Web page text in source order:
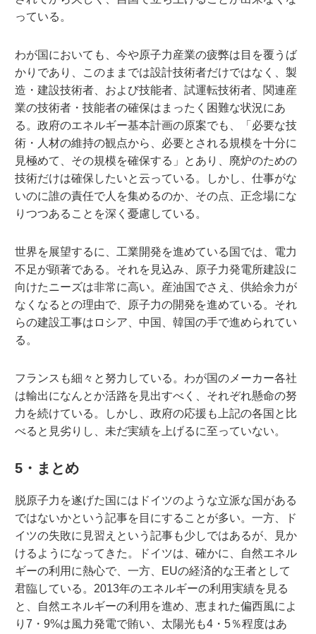
っている。
わが国においても、今や原子力産業の疲弊は目を覆うば
かりであり、このままでは設計技術者だけではなく、製
造・建設技術者、および技能者、試運転技術者、関連産
業の技術者・技能者の確保はまったく困難な状況にあ
る。政府のエネルギー基本計画の原案でも、「必要な技
術・人材の維持の観点から、必要とされる規模を十分に
見極めて、その規模を確保する」とあり、廃炉のための
技術だけは確保したいと云っている。しかし、仕事がな
いのに誰の責任で人を集めるのか、その点、正念場にな
りつつあることを深く憂慮している。
世界を展望するに、工業開発を進めている国では、電力
不足が顕著である。それを見込み、原子力発電所建設に
向けたニーズは非常に高い。産油国でさえ、供給余力が
なくなるとの理由で、原子力の開発を進めている。それ
らの建設工事はロシア、中国、韓国の手で進められてい
る。
フランスも細々と努力している。わが国のメーカー各社
は輸出になんとか活路を見出すべく、それぞれ懸命の努
力を続けている。しかし、政府の応援も上記の各国と比
べると見劣りし、未だ実績を上げるに至っていない。
5・まとめ
脱原子力を遂げた国にはドイツのような立派な国がある
ではないかという記事を目にすることが多い。一方、ド
イツの失敗に見習えという記事も少しではあるが、見か
けるようになってきた。ドイツは、確かに、自然エネル
ギーの利用に熱心で、一方、EUの経済的な王者として
君臨している。2013年のエネルギーの利用実績を見る
と、自然エネルギーの利用を進め、恵まれた偏西風によ
り7・9%は風力発電で賄い、太陽光も4・5％程度はあ